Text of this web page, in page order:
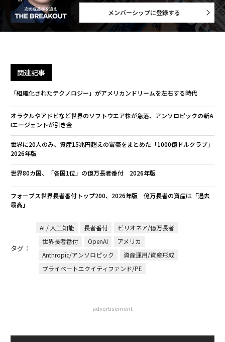
メンバーシップに登録する
関連記事
「組織化されたテクノロジー」がアメリカンドリームを左右する時代
オラクルやアドビなど世界のソフトウエア株が急落、アンソロピックの新A
Iエージェントが引き金
世界に20人のみ、資産15兆円超えの富豪をまとめた「1000億ドルクラブ」
2026年版
世界80カ国、「各国1位」の億万長者番付 2026年版
フォーブス世界長者番付トップ200、2026年版 億万長者の資産は「過去
最高」
タグ：
AI / 人工知能 長者番付
ビリオネア/億万長者
世界長者番付
OpenAI
アメリカ
Anthropic/アンソロピック
資産運用/資産形成
プライベートエクイティファンド/PE
advertisement